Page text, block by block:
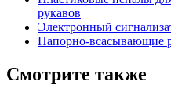
рукавов
Электронный
Напорно-всасывающие
Смотрите также